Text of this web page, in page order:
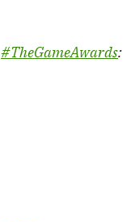
#TheGameAwards: